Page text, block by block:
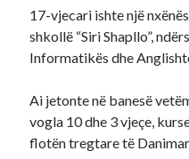
17-vjecari ishte një
shkollë “Siri Shapllo”,
Informatikës dhe
Ai jetonte në banesë
vogla 10 dhe 3 vjeçe,
flotën tregtare të